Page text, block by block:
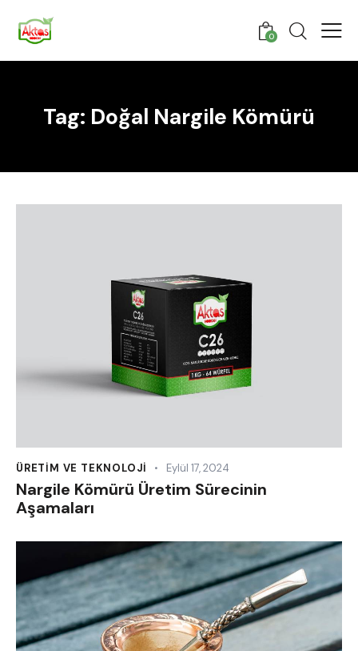
0
Tag: Doğal Nargile Kömürü
ÜRETIM VE TEKNOLOJI Eylül 17, 2024
Nargile Kömürü Üretim Sürecinin
Aşamaları